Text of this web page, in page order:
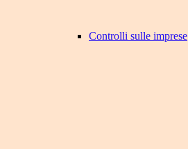
Controlli sulle imprese